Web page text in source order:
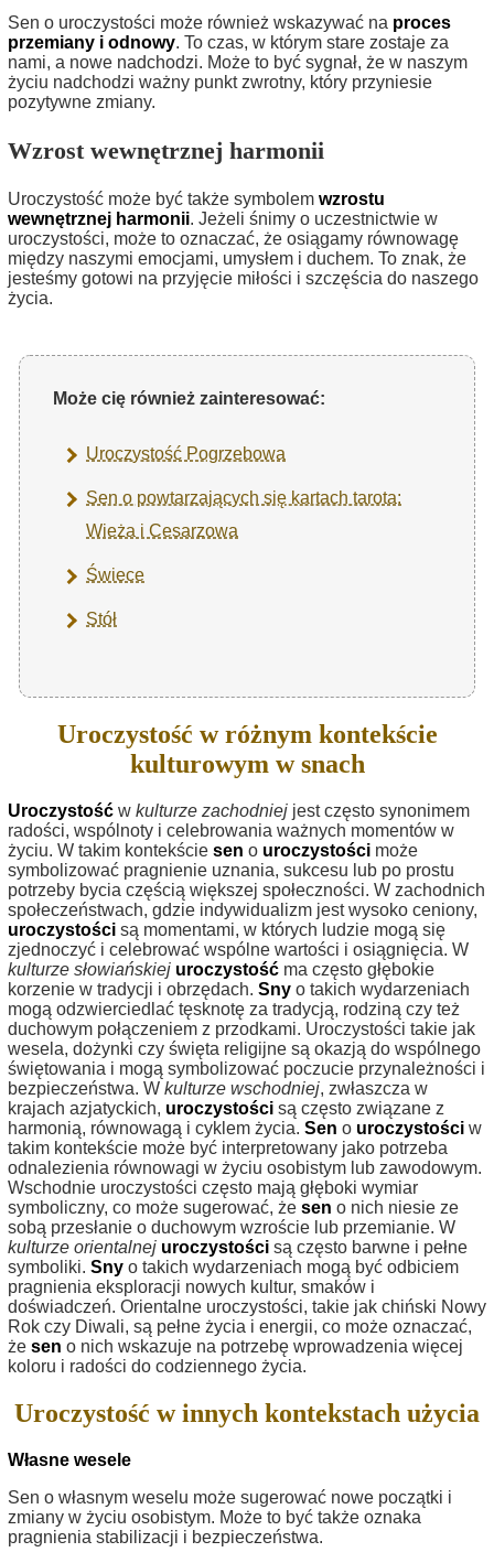
Sen o uroczystości może również wskazywać na proces
przemiany i odnowy. To czas, w którym stare zostaje za
nami, a nowe nadchodzi. Może to być sygnał, że w naszym
życiu nadchodzi ważny punkt zwrotny, który przyniesie
pozytywne zmiany.
Wzrost wewnętrznej harmonii
Uroczystość może być także symbolem wzrostu
wewnętrznej harmonii. Jeżeli śnimy o uczestnictwie w
uroczystości, może to oznaczać, że osiągamy równowagę
między naszymi emocjami, umysłem i duchem. To znak, że
jesteśmy gotowi na przyjęcie miłości i szczęścia do naszego
życia.
Może cię również zainteresować:
Uroczystość Pogrzebowa
Sen o powtarzających się kartach tarota:
Wieża i Cesarzowa
Świece
Stół
Uroczystość w różnym kontekście
kulturowym w snach
Uroczystość w kulturze zachodniej jest często synonimem
radości, wspólnoty i celebrowania ważnych momentów w
życiu. W takim kontekście sen o uroczystości może
symbolizować pragnienie uznania, sukcesu lub po prostu
potrzeby bycia częścią większej społeczności. W zachodnich
społeczeństwach, gdzie indywidualizm jest wysoko ceniony,
uroczystości są momentami, w których ludzie mogą się
zjednoczyć i celebrować wspólne wartości i osiągnięcia. W
kulturze słowiańskiej uroczystość ma często głębokie
korzenie w tradycji i obrzędach. Sny o takich wydarzeniach
mogą odzwierciedlać tęsknotę za tradycją, rodziną czy też
duchowym połączeniem z przodkami. Uroczystości takie jak
wesela, dożynki czy święta religijne są okazją do wspólnego
świętowania i mogą symbolizować poczucie przynależności i
bezpieczeństwa. W kulturze wschodniej, zwłaszcza w
krajach azjatyckich, uroczystości są często związane z
harmonią, równowagą i cyklem życia. Sen o uroczystości w
takim kontekście może być interpretowany jako potrzeba
odnalezienia równowagi w życiu osobistym lub zawodowym.
Wschodnie uroczystości często mają głęboki wymiar
symboliczny, co może sugerować, że sen o nich niesie ze
sobą przesłanie o duchowym wzroście lub przemianie. W
kulturze orientalnej uroczystości są często barwne i pełne
symboliki. Sny o takich wydarzeniach mogą być odbiciem
pragnienia eksploracji nowych kultur, smaków i
doświadczeń. Orientalne uroczystości, takie jak chiński Nowy
Rok czy Diwali, są pełne życia i energii, co może oznaczać,
że sen o nich wskazuje na potrzebę wprowadzenia więcej
koloru i radości do codziennego życia.
Uroczystość w innych kontekstach użycia
Własne wesele
Sen o własnym weselu może sugerować nowe początki i
zmiany w życiu osobistym. Może to być także oznaka
pragnienia stabilizacji i bezpieczeństwa.